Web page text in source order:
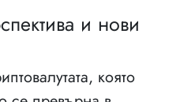
и нови
която